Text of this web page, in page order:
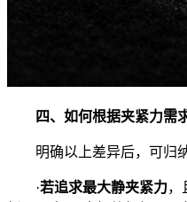
四、如何根据夹紧力需
明确以上差异后，可归纳
·若追求最大静夹紧力，